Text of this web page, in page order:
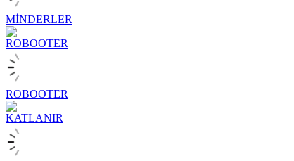
MİNDERLER
ROBOOTER